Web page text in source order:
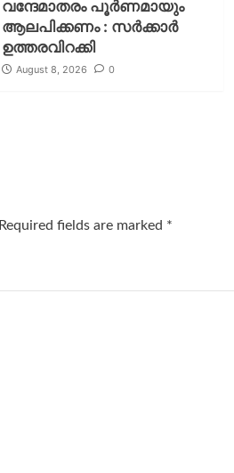
വന്ദേമാതരം പൂര്‍ണമായും
ആലപിക്കണം : സര്‍ക്കാര്‍
ഉത്തരവിറക്കി
August 8, 2026 0
Required fields are marked *